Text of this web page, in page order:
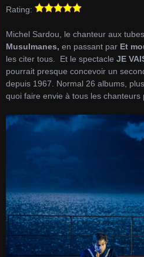
Rating:
Michel Sardou, le chanteur aux
Musulmanes, en passant par Et
les citer tous. Et le spectacle JE
pourrait presque concevoir un
depuis 1967. Normal 26 albums,
quoi faire envie à tous les chanteurs